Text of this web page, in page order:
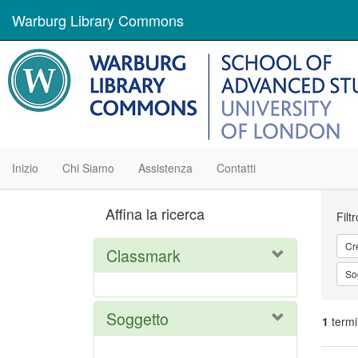
Warburg Library Commons
Inizio Chi Siamo Assistenza Contatti
1
Affina la ricerca
Classmark
Soggetto